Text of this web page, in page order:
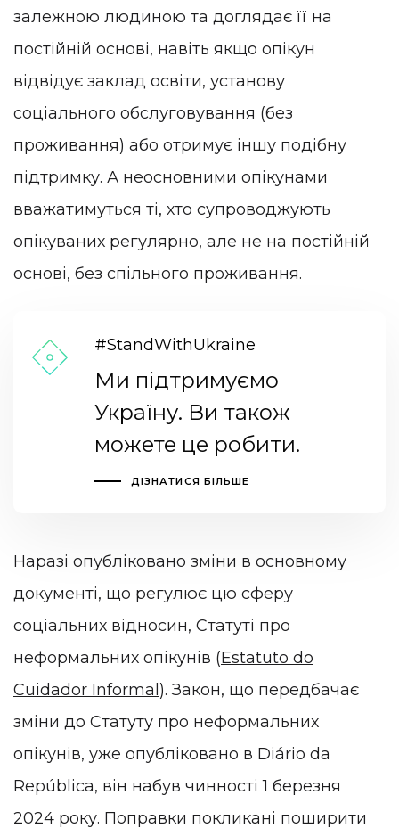
залежною людиною та доглядає її на
постійній основі, навіть якщо опікун
відвідує заклад освіти, установу
соціального обслуговування (без
проживання) або отримує іншу подібну
підтримку. А неосновними опікунами
вважатимуться ті, хто супроводжують
опікуваних регулярно, але не на постійній
основі, без спільного проживання.
#StandWithUkraine
Ми підтримуємо
Україну. Ви також
можете це робити.
ДІЗНАТИСЯ БІЛЬШЕ
Наразі опубліковано зміни в основному
документі, що регулює цю сферу
соціальних відносин, Статуті про
неформальних опікунів (Estatuto do
Cuidador Informal ). Закон, що передбачає
зміни до Статуту про неформальних
опікунів, уже опубліковано в Diário da
República, він набув чинності 1 березня
2024 року. Поправки покликані поширити